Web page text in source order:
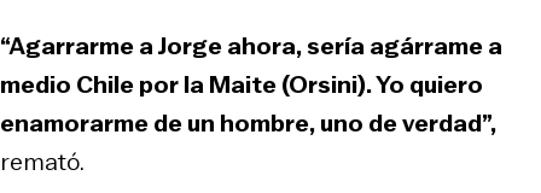
“Agarrarme a Jorge ahora, sería agárrame a
medio Chile por la Maite (Orsini). Yo quiero
enamorarme de un hombre, uno de verdad”,
remató.